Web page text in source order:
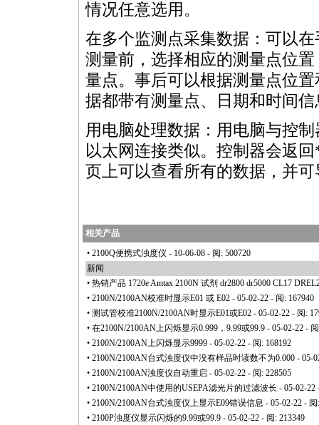
情况任意选用。
在多个监测点采集数据：可以
测量前，选择相应的测量点位
量点。事后可以根据测量点位
据都带有测量点、日期和时间信
用电脑处理数据：用电脑与控
以太网连接类似。控制器会返回
页上可以查看所有的数据，并
相关产品
• 2100Q便携式浊度仪 - 10-06-08 - 阅: 500720
新闻
• 热销产品 1720e Amtax 2100N 试剂 dr2800 dr5000 CL17
• 2100N/2100AN校准时显示E01 或 E02 - 05-02-22 - 阅: 167940
• 测试管校准2100N/2100AN时显示E01或E02 - 05-02-22 - 阅:
• 在2100N/2100AN上闪烁显示0.999，9.99或99.9 - 05-02-22 -
• 2100N/2100AN上闪烁显示9999 - 05-02-22 - 阅: 168192
• 2100N/2100AN台式浊度仪中没有样品时读数不为0.000 - 05-
• 2100N/2100AN浊度仪自动重启 - 05-02-22 - 阅: 228505
• 2100N/2100AN中使用的USEPA滤光片的过滤波长 - 05-02-22
• 2100N/2100AN台式浊度仪上显示E09错误信息 - 05-02-22 - 阅
• 2100P浊度仪显示闪烁的9.99或99.9 - 05-02-22 - 阅: 213349